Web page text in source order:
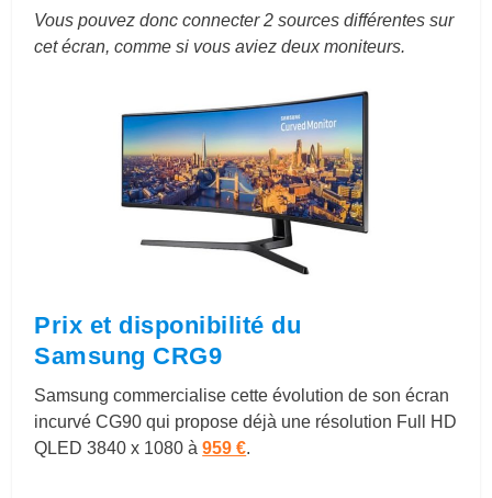
Vous pouvez donc connecter 2 sources différentes sur
cet écran, comme si vous aviez deux moniteurs.
Prix et disponibilité du
Samsung CRG9
Samsung commercialise cette évolution de son écran
incurvéCG90 qui propose déjà une résolution Full HD
QLED 3840 x 1080 à959 €.